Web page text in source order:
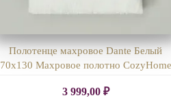
Полотенце махровое Dante Белый
70х130 Махровое полотно CozyHome
3 999,00 ₽